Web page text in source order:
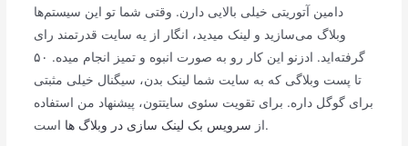
دامین آتوریتی خیلی بالایی دارن. وقتی شما تو این سیستم‌ها
وبلاگ می‌سازید و لینک میدید، انگار از یه سایت قدرتمند رای
گرفته‌اید. ادزنو این کار رو به صورت انبوه و تمیز انجام میده. ۵۰
تا پست وبلاگی که به سایت شما لینک بدن، سیگنال خیلی مثبتی
برای گوگل داره. برای تقویت سئوی سایتتون، پیشنهاد من استفاده
از سرویس بک لینک سازی در وبلاگ ها است.